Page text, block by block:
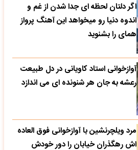
اگر دلتان لحظه ای جدا شدن از غم و
اندوه دنیا رو میخواهد این آهنگ پرواز
همای را بشنوید
آوازخوانی استاد کاویانی در دل طبیعت
رعشه به جان هر شنونده ای می اندازد
مرد ویلچرنشین با آوازخوانی فوق العاده
اش رهگذران خیابان را دور خودش